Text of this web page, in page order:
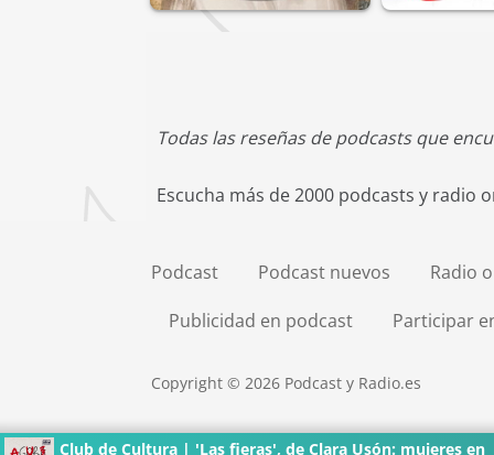
Club de Cultura | 'Las fieras', de Clara Usón: mujeres en
Todas las reseñas de podcasts que
Escucha más de 2000 podcasts y radio
Podcast Podcast nuevos
Radio
Publicidad en podcast
Participar
Copyright © 2026 Podcast y Radio.es